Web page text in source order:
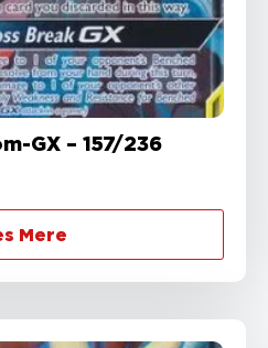
GX – 157/236
Mere